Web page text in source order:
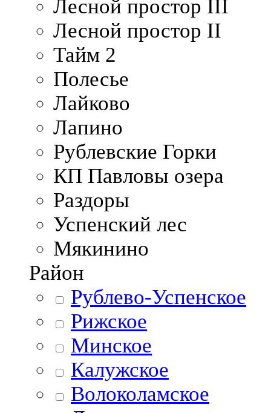
Лесной простор III
Лесной простор II
Тайм 2
Полесье
Лайково
Лапино
Рублевские Горки
КП Павловы озера
Раздоры
Успенский лес
Мякинино
Район
Рублево-Успенское
Рижское
Минское
Калужское
Волоколамское